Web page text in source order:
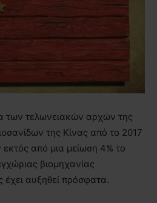
των τελωνειακών αρχών της
της Κίνας από το 2017
από μια μείωση 4% το
βιομηχανίας
έχει αυξηθεί πρόσφατα.